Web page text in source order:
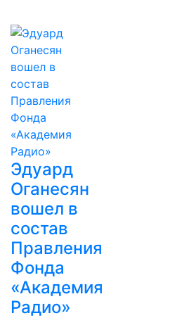
Эдуард
Оганесян
вошел в
состав
Правления
Фонда
«Академия
Радио»